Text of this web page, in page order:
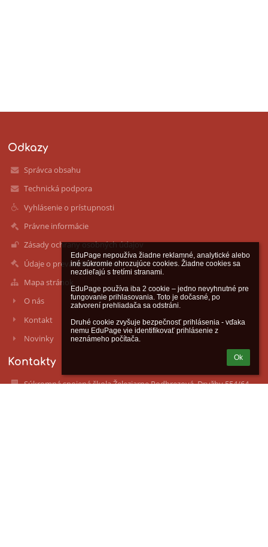
EduPage nepoužíva žiadne reklamné, analytické alebo
iné súkromie ohrozujúce cookies. Žiadne cookies sa
nezdieľajú s tretími stranami.
EduPage používa iba 2 cookie – jedno nevyhnutné pre
fungovanie prihlasovania. Toto je dočasné, po
zatvorení prehliadača sa odstráni.
Druhé cookie zvyšuje bezpečnosť prihlásenia - vďaka
nemu EduPage vie identifikovať prihlásenie z
neznámeho počítača.
Ok
Odkazy
Správca obsahu
Technická podpora
Vyhlásenie o prístupnosti
Právne informácie
Zásady ochrany osobných údajov
Údaje o prevádzkovateľovi
Mapa stránok
O nás
Kontakt
Novinky
Kontakty
Súkromná spojená škola Železiarne Podbrezová, Družby 554/64,